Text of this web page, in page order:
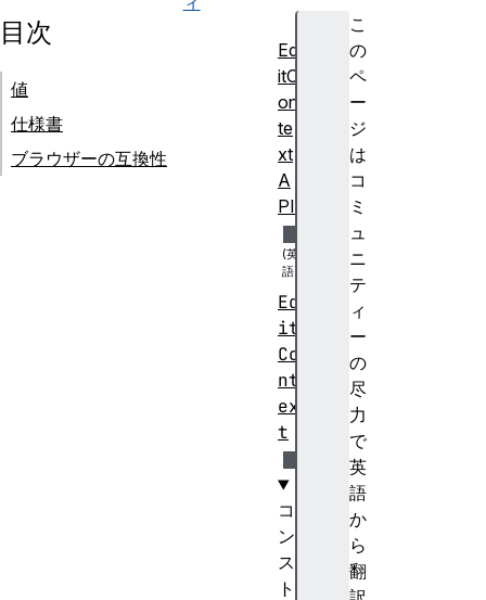
こ
の
ペ
ー
ジ
は
コ
ミ
ュ
ニ
テ
ィ
ー
の
尽
力
で
英
語
か
ら
翻
目次
値
仕様書
ブラウザーの互換性
Ed
itC
on
te
xt
A
PI
Ed
it
Co
nt
ex
t
コ
ン
ス
ト